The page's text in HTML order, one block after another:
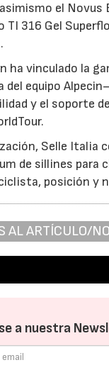
el Novus
TI 316 Gel
ha vinculado la
del equipo
y el soporte
Selle Italia
de sillines para
posición y
AL ARTÍCULO/
a nuestra